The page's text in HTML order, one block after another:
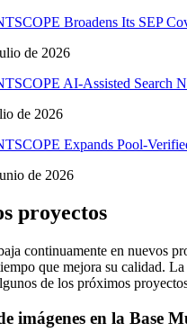
Broadens Its SEP
de 2026
AI-Assisted Search
de 2026
Expands Pool-
de 2026
proyectos
continuamente en nuevos
que mejora su calidad.
de los próximos
imágenes en la Base